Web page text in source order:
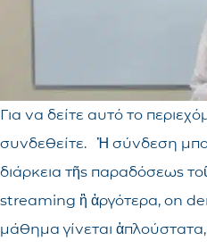
Για να δείτε αυτό το
συνδεθείτε. Ἡ σύνδεση
διάρκεια τῆς παραδόσεως
streaming ἢ ἀργότερα, on
μάθημα γίνεται